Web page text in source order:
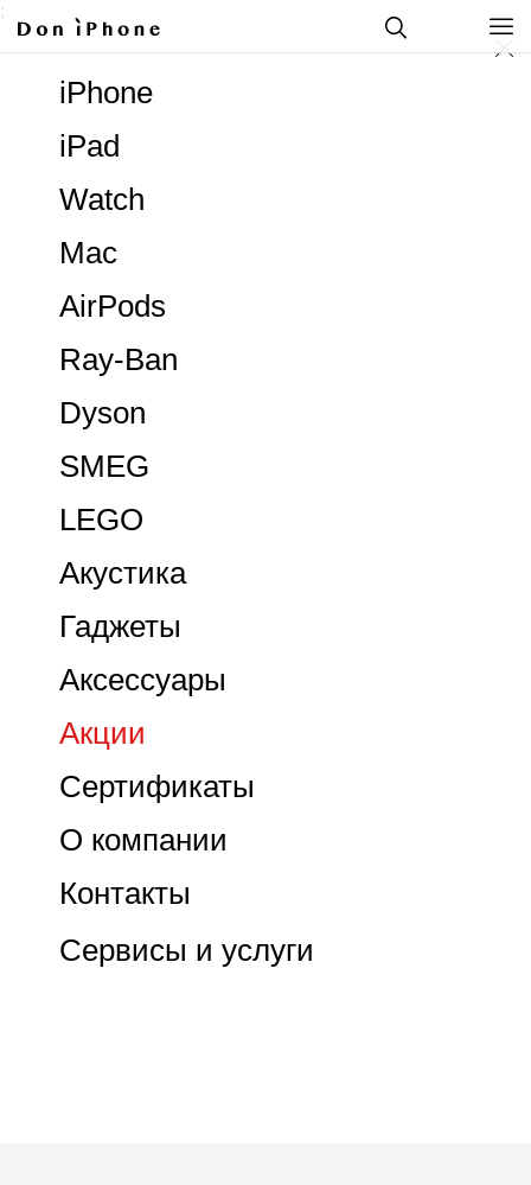
;
Контакты
О компании
Сертификаты
Акции
Аксессуары
Гаджеты
Акустика
Dyson
AirPods
Ray-Ban
LEGO
SMEG
Mac
Watch
iPad
iPhone
Сервисы и услуги